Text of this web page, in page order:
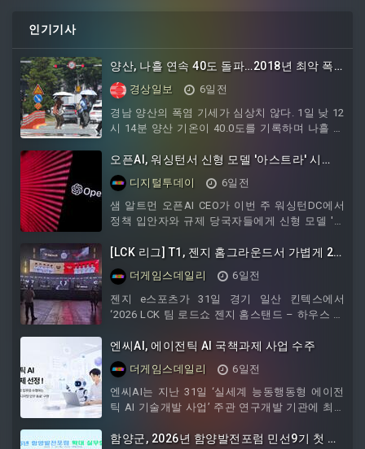
인기기사
양산, 나흘 연속 40도 돌파…2018년 최악 폭
염 기록과 타이기록
경상일보
6일전
경남 양산의 폭염 기세가 심상치 않다. 1일 낮 12
시 14분 양산 기온이 40.0도를 기록하며 나흘 연
관측 지점을 통틀어 나흘째 40도 이상을 기록한
것은 매우 이례적이다. 자동기상관측장비 기록을
포함해도 사상 최악의 더위로 꼽히는 2018년 8월
경북 영천 이후 역대 두 번째 사례다.앞서 양산은
전날 기온이 41.4도까지 치솟으며 국내 122년 기
청은 이날 역시 양산 기온이 41도 안팎까지 오를
것으로 전망해, 하루 만에
오픈AI, 워싱턴서 신형 모델 '아스트라' 시
연..."다수 에이전트 장시간 함께 작동"
디지털투데이
6일전
샘 알트먼 오픈AI CEO가 이번 주 워싱턴DC에서
정책 입안자와 규제 당국자들에게 신형 모델 '아
명을 인용해 31일 보도했다.보도에 따르면 오픈
AI는 아스트라가 여러 에이전트를 장시간 함께
돌려 프로젝트나 고난도 수학 문제 같은 특히 어
려운 과제를 풀어내는 능력을 갖췄다고 강조했
다. 아스트라는 솔, 테라, 루나에 이어 오픈AI가
알려지지 않았다. GPT-6로 명명할지 GPT-5.7 같
은 GPT-5 계열
[LCK 리그] T1, 젠지 홈그라운드서 가볍게 2
대 0 승리
더게임스데일리
6일전
젠지 e스포츠가 31일 경기 일산 킨텍스에서
‘2026 LCK 팀 로드쇼 젠지 홈스탠드 – 하우스 오
불
엔씨AI, 에이전틱 AI 국책과제 사업 수주
더게임스데일리
6일전
엔씨AI는 지난 31일 ‘실세계 능동행동형 에이전
틱 AI 기술개발 사업’ 주관 연구개발 기관에 최종
와
함양군, 2026년 함양발전포럼 민선9기 첫 실